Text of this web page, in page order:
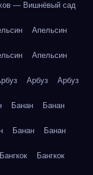
— Вишнёвый сад
Апельсин
Апельсин
Арбуз Арбуз
Банан Банан
Банан Банан
Бангкок Бангкок